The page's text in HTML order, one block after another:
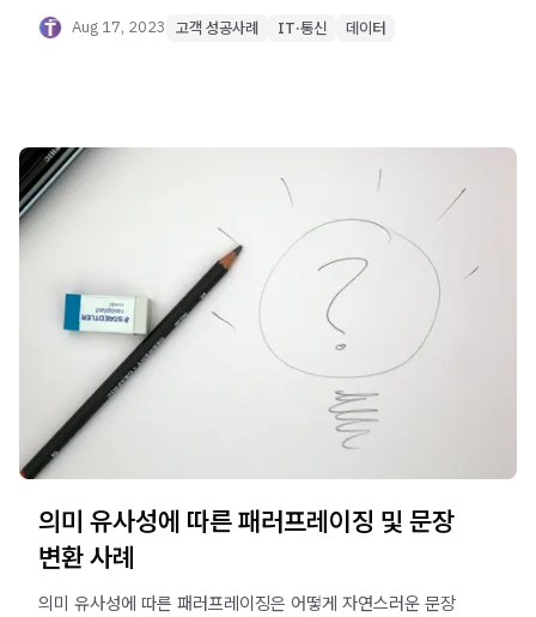
Aug 17, 2023 고객 성공사례 IT·통신 데이터
의미 유사성에 따른 패러프레이징 및 문장
변환 사례
의미 유사성에 따른 패러프레이징은 어떻게 자연스러운 문장